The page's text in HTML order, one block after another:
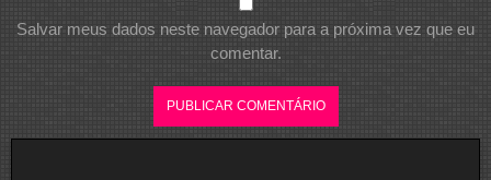
Salvar meus dados neste navegador para a próxima vez que eu
comentar.